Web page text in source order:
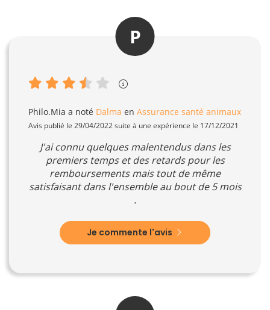
P
Philo.Mia a noté Dalma en Assurance santé animaux
Avis publié le 29/04/2022 suite à une expérience le 17/12/2021
J'ai connu quelques malentendus dans les
premiers temps et des retards pour les
remboursements mais tout de même
satisfaisant dans l'ensemble au bout de 5 mois
.
Je commente l'avis